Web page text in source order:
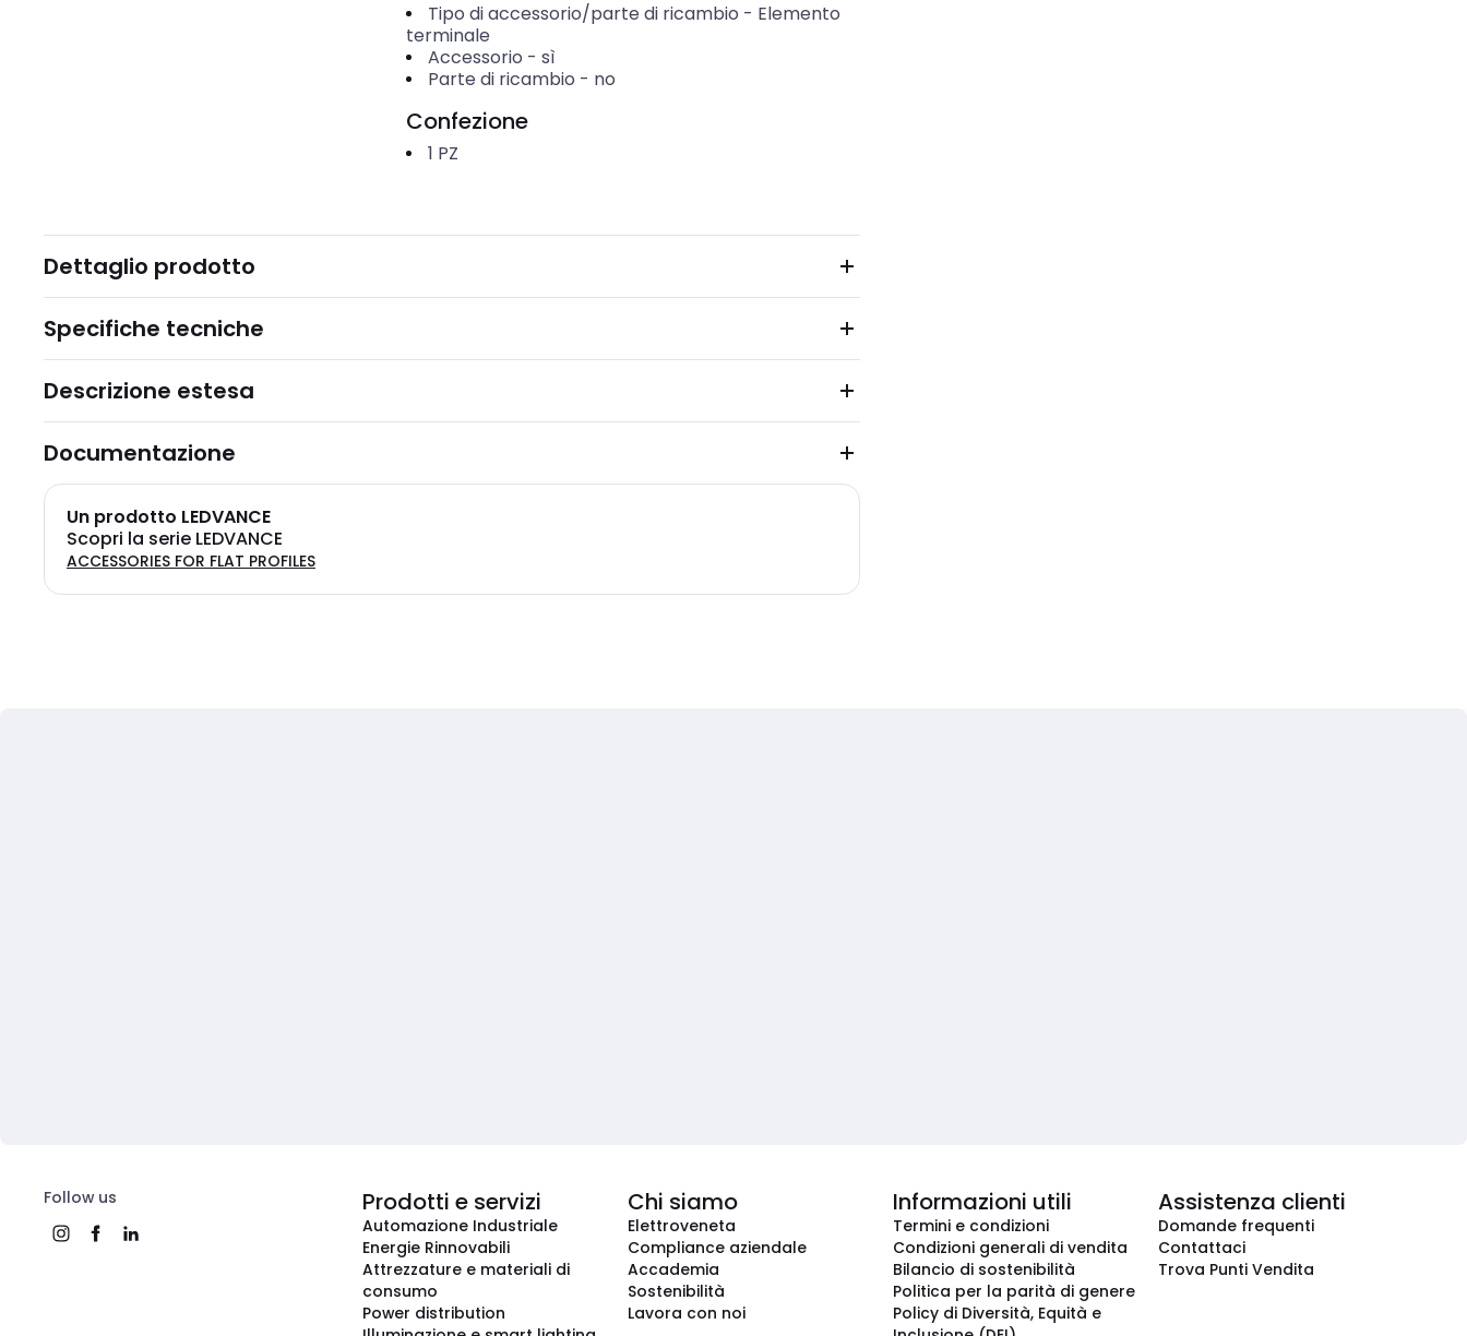
Tipo di accessorio/parte di ricambio - Elemento
terminale
Accessorio - sì
Parte di ricambio - no
Confezione
1 PZ
Dettaglio prodotto
Specifiche tecniche
Descrizione estesa
Documentazione
Un prodotto LEDVANCE
Scopri la serie LEDVANCE
ACCESSORIES FOR FLAT PROFILES
Follow us Prodotti e servizi
Automazione Industriale
Energie Rinnovabili
Attrezzature e materiali di
consumo
Power distribution
Chi siamo
Elettroveneta
Compliance aziendale
Accademia
Sostenibilità
Lavora con noi
Informazioni utili
Termini e condizioni
Condizioni generali di vendita
Bilancio di sostenibilità
Politica per la parità di genere
Policy di Diversità, Equità e
Assistenza clienti
Domande frequenti
Contattaci
Trova Punti Vendita